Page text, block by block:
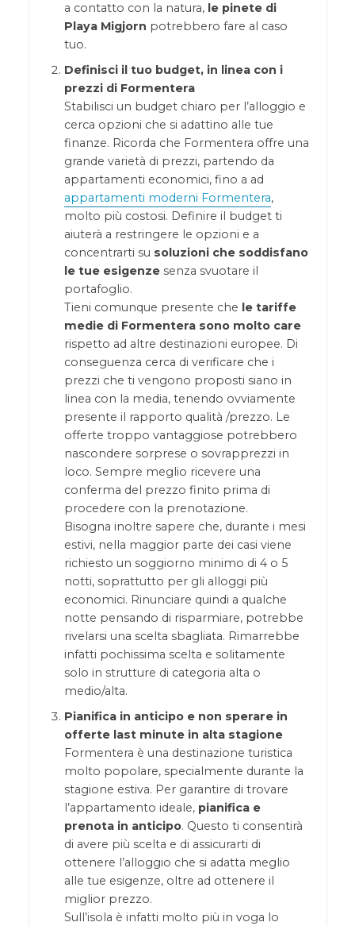
a contatto con la natura, le pinete di
Playa Migjorn potrebbero fare al caso
tuo.
Definisci il tuo budget, in linea con i
prezzi di Formentera
Stabilisci un budget chiaro per l’alloggio e
cerca opzioni che si adattino alle tue
finanze. Ricorda che Formentera offre una
grande varietà di prezzi, partendo da
appartamenti economici, fino a ad
appartamenti moderni Formentera,
molto più costosi. Definire il budget ti
aiuterà a restringere le opzioni e a
concentrarti su soluzioni che soddisfano
le tue esigenzesenza svuotare il
portafoglio.
Tieni comunque presente che le tariffe
medie di Formentera sono molto care
rispetto ad altre destinazioni europee. Di
conseguenza cerca di verificare che i
prezzi che ti vengono proposti siano in
linea con la media, tenendo ovviamente
presente il rapporto qualità /prezzo. Le
offerte troppo vantaggiose potrebbero
nascondere sorprese o sovrapprezzi in
loco. Sempre meglio ricevere una
conferma del prezzo finito prima di
procedere con la prenotazione.
Bisogna inoltre sapere che, durante i mesi
estivi, nella maggior parte dei casi viene
richiesto un soggiorno minimo di 4 o 5
notti, soprattutto per gli alloggi più
economici. Rinunciare quindi a qualche
notte pensando di risparmiare, potrebbe
rivelarsi una scelta sbagliata. Rimarrebbe
infatti pochissima scelta e solitamente
solo in strutture di categoria alta o
medio/alta.
Pianifica in anticipo e non sperare in
offerte last minute in alta stagione
Formentera è una destinazione turistica
molto popolare, specialmente durante la
stagione estiva. Per garantire di trovare
l’appartamento ideale, pianifica e
prenota in anticipo. Questo ti consentirà
di avere più scelta e di assicurarti di
ottenere l’alloggio che si adatta meglio
alle tue esigenze, oltre ad ottenere il
miglior prezzo.
Sull’isola è infatti molto più in voga lo